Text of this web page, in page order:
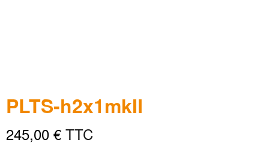
PLTS-h2x1mkII
245,00 € TTC